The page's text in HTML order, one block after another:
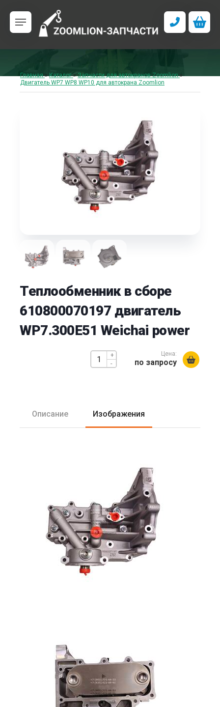
Главная »Каталог »Запчасти для автокранов Zoomlion »
Двигатель WP7 WP8 WP10 для автокрана Zoomlion
Теплообменник в сборе
610800070197 двигатель
WP7.300E51 Weichai power
-
+ Цена:
по запросу
Описание Изображения